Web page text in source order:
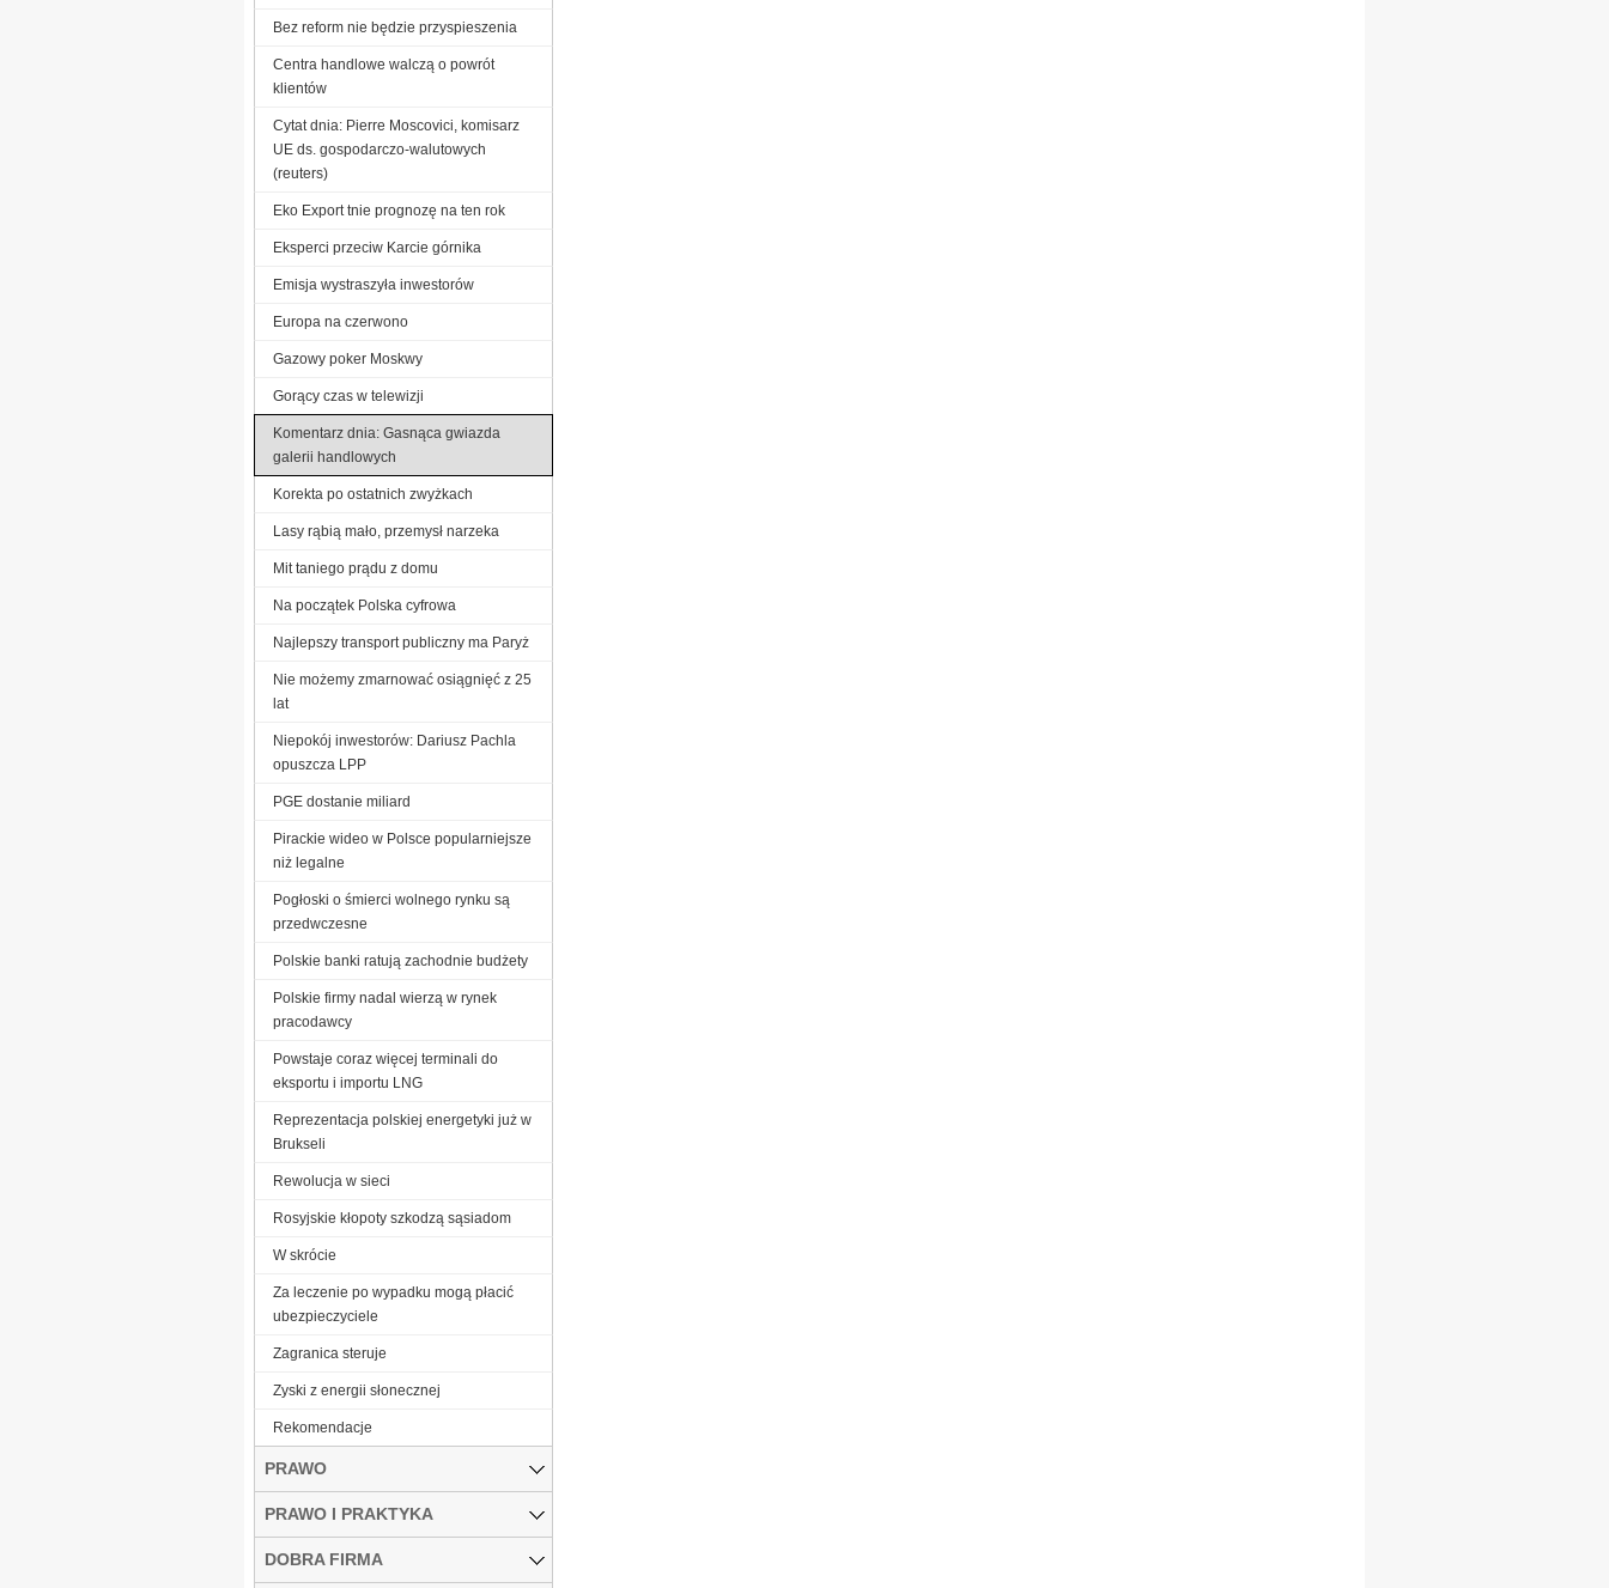
Bez reform nie będzie przyspieszenia
Centra handlowe walczą o powrót
klientów
Cytat dnia: Pierre Moscovici, komisarz
UE ds. gospodarczo-walutowych
(reuters)
Eko Export tnie prognozę na ten rok
Eksperci przeciw Karcie górnika
Emisja wystraszyła inwestorów
Europa na czerwono
Gazowy poker Moskwy
Gorący czas w telewizji
Komentarz dnia: Gasnąca gwiazda
galerii handlowych
Korekta po ostatnich zwyżkach
Lasy rąbią mało, przemysł narzeka
Mit taniego prądu z domu
Na początek Polska cyfrowa
Najlepszy transport publiczny ma Paryż
Nie możemy zmarnować osiągnięć z 25
lat
Niepokój inwestorów: Dariusz Pachla
opuszcza LPP
PGE dostanie miliard
Pirackie wideo w Polsce popularniejsze
niż legalne
Pogłoski o śmierci wolnego rynku są
przedwczesne
Polskie banki ratują zachodnie budżety
Polskie firmy nadal wierzą w rynek
pracodawcy
Powstaje coraz więcej terminali do
eksportu i importu LNG
Reprezentacja polskiej energetyki już w
Brukseli
Rewolucja w sieci
Rosyjskie kłopoty szkodzą sąsiadom
W skrócie
Za leczenie po wypadku mogą płacić
ubezpieczyciele
Zagranica steruje
Zyski z energii słonecznej
­Rekomendacje
PRAWO
PRAWO I PRAKTYKA
DOBRA FIRMA